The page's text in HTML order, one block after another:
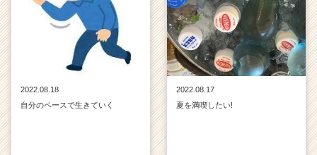
2022.08.18
自分のペースで生きていく
2022.08.17
夏を満喫したい!